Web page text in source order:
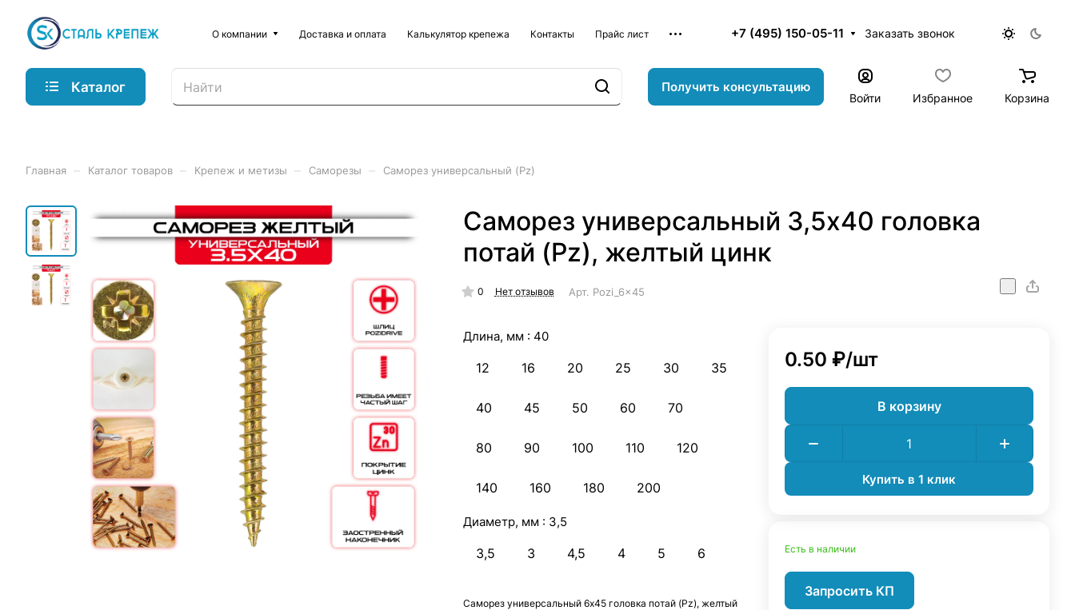
О компании Доставка и оплата Калькулятор крепежа Контакты Прайс лист +7 (495) 150-05-11 Заказать звонок
Каталог Получить консультацию
Войти Избранное Корзина
Главная Каталог товаров Крепеж и метизы Саморезы Саморез универсальный (Pz)
Саморез универсальный 3,5х40 головка
потай (Pz), желтый цинк
0 Нет отзывов Арт. Pozi_6x45
Длина, мм : 40
12 16 20 25 30 35
40 45 50 60 70
80 90 100 110 120
140 160 180 200
Диаметр, мм : 3,5
3,5 3 4,5 4 5 6
Саморез универсальный 6х45 головка потай (Pz), желтый
0.50 ₽/шт
В корзину
Купить в 1 клик
Есть в наличии
Запросить КП